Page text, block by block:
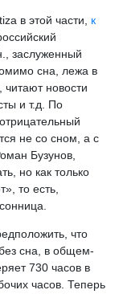
в этой части, к
заслуженный
сна, лежа в
новости
и т.д. По
не со сном, а с
Бузунов,
но как только
то есть,
что
сна, в общем-
730 часов в
часов. Теперь